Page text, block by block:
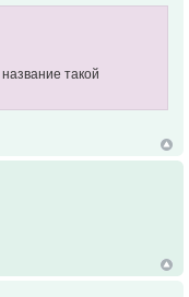
такой